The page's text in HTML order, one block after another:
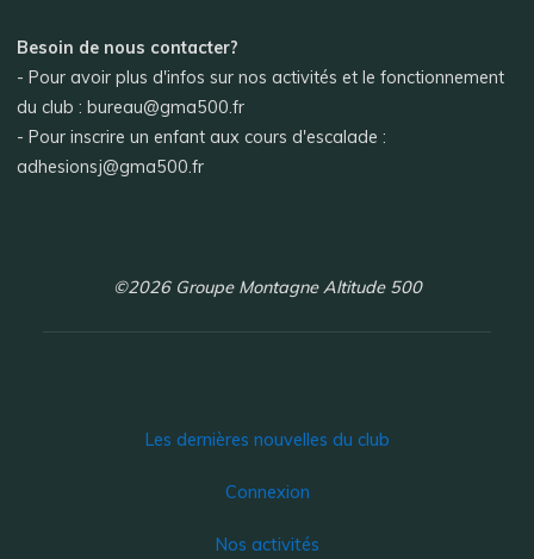
Besoin de nous contacter?
- Pour avoir plus d'infos sur nos activités et le fonctionnement
du club : bureau@gma500.fr
- Pour inscrire un enfant aux cours d'escalade :
adhesionsj@gma500.fr
©2026 Groupe Montagne Altitude 500
Les dernières nouvelles du club
Connexion
Nos activités